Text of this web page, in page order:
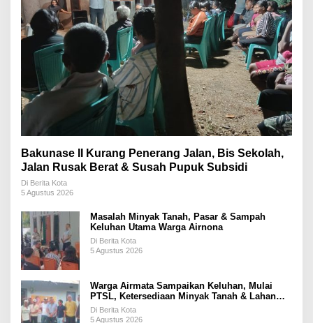
Bakunase II Kurang Penerang Jalan, Bis Sekolah,
Jalan Rusak Berat & Susah Pupuk Subsidi
Di Berita Kota
5 Agustus 2026
Masalah Minyak Tanah, Pasar & Sampah
Keluhan Utama Warga Airnona
Di Berita Kota
5 Agustus 2026
Warga Airmata Sampaikan Keluhan, Mulai
PTSL, Ketersediaan Minyak Tanah & Lahan
Pemakaman
Di Berita Kota
5 Agustus 2026